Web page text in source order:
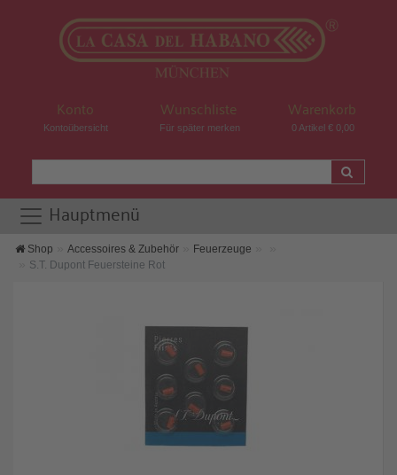
Konto
Kontoübersicht
Wunschliste
Für später merken
Warenkorb
0 Artikel € 0,00
Hauptmenü
Shop Accessoires & Zubehör
Feuerzeuge
S.T. Dupont Feuersteine Rot